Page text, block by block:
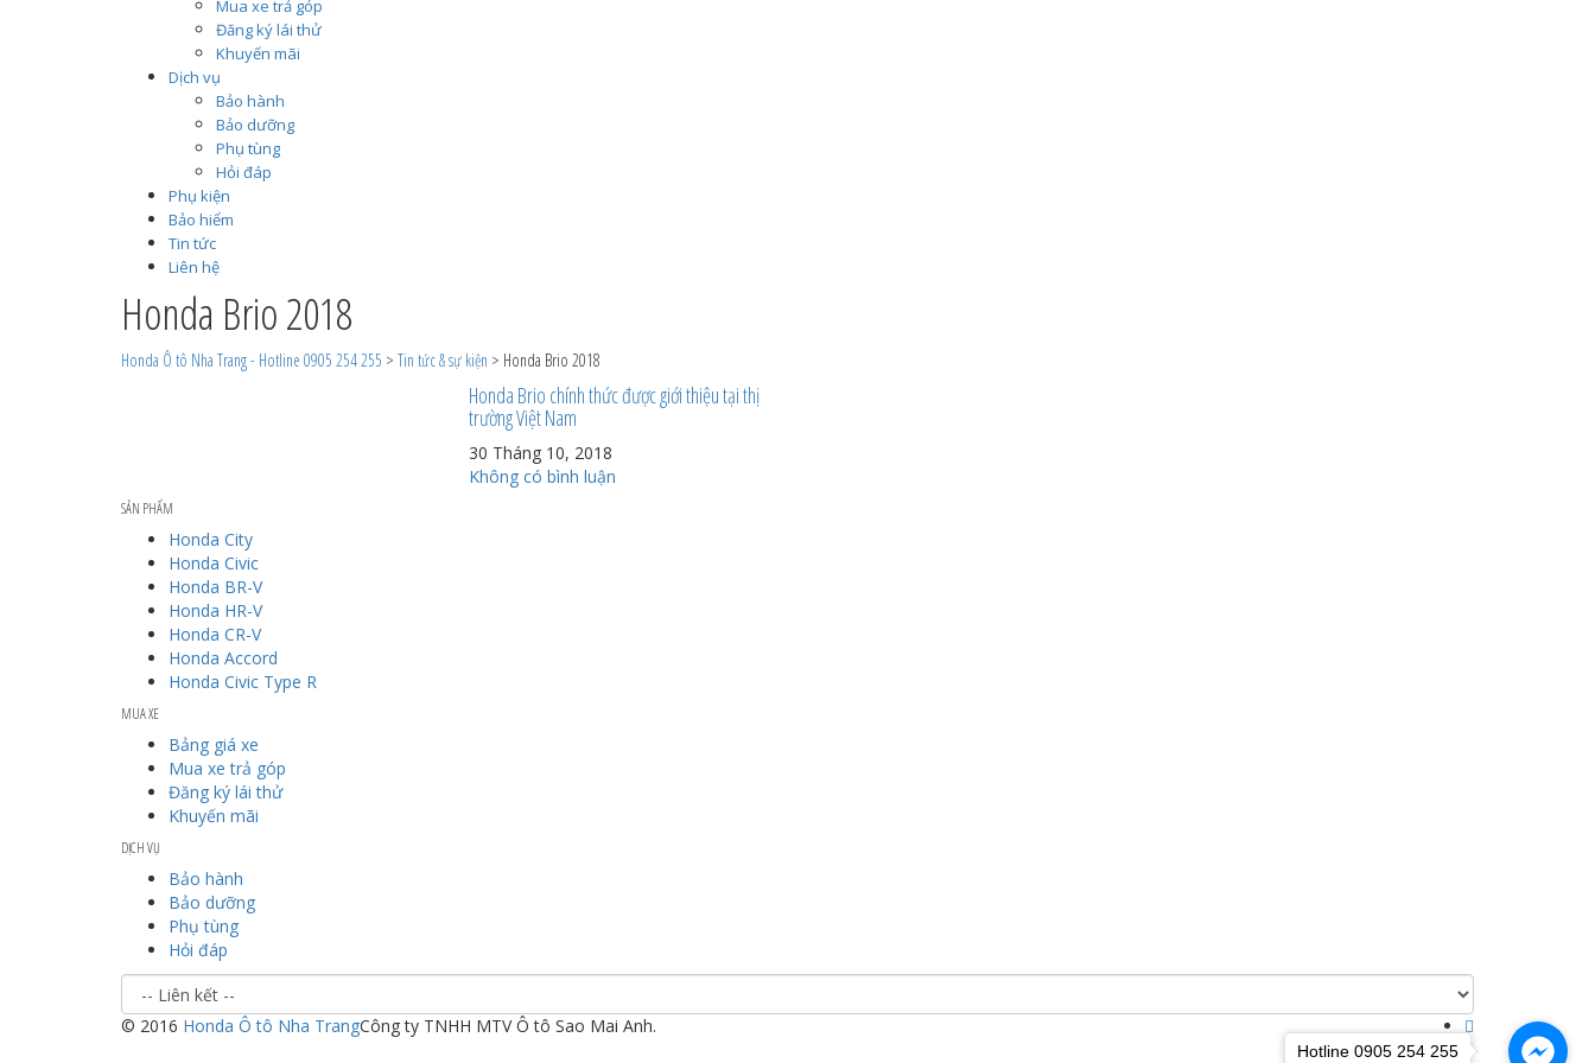
Mua xe trả góp
Đăng ký lái thử
Khuyến mãi
Dịch vụ
Bảo hành
Bảo dưỡng
Phụ tùng
Hỏi đáp
Phụ kiện
Bảo hiểm
Tin tức
Liên hệ
Honda Brio 2018
Honda Ô tô Nha Trang - Hotline 0905 254 255 > Tin tức & sự kiện > Honda Brio 2018
Honda Brio chính thức được giới thiệu tại thị
trường Việt Nam
30 Tháng 10, 2018
Không có bình luận
SẢN PHẨM
Honda City
Honda Civic
Honda BR-V
Honda HR-V
Honda CR-V
Honda Accord
Honda Civic Type R
MUA XE
Bảng giá xe
Mua xe trả góp
Đăng ký lái thử
Khuyến mãi
DỊCH VỤ
Bảo hành
Bảo dưỡng
Phụ tùng
Hỏi đáp
© 2016 Honda Ô tô Nha TrangCông ty TNHH MTV Ô tô Sao Mai Anh.
Hotline 0905 254 255